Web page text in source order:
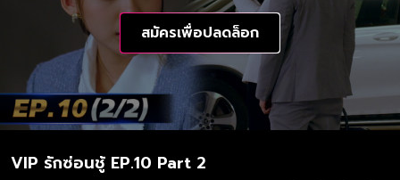
สมัครเพื่อปลดล็อก
VIP รักซ่อนชู้ EP.10 Part 2